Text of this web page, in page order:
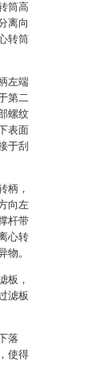
筒高
离向
转筒
左端
第二
螺纹
表面
于刮
柄，
向左
杆带
心转
物。
板，
滤板
落
使得